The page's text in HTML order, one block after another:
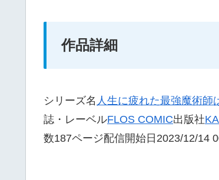
作品詳細
シリーズ名 人生に疲れた最強魔術師
誌・レーベルFLOS COMIC出版社
数187ページ配信開始日2023/12/14